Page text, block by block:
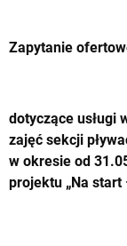
Zapytanie
dotyczące usługi
zajęć sekcji
w okresie od
projektu „Na start